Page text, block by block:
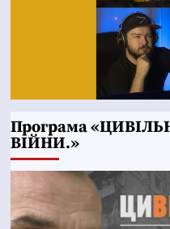
Програма
ВІЙНИ.»